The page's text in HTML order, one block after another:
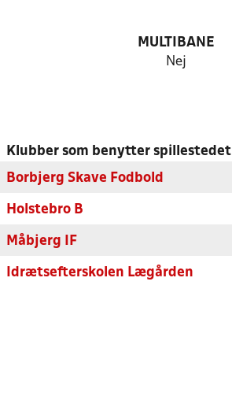
MULTIBANE
Nej
Klubber som benytter spillestedet
Borbjerg Skave Fodbold
Holstebro B
Måbjerg IF
Idrætsefterskolen Lægården